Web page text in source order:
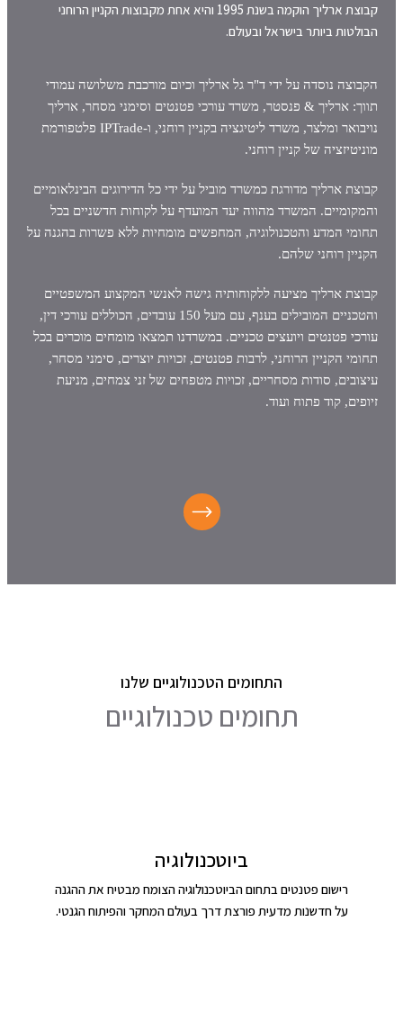
קבוצת ארליך הוקמה בשנת 1995 והיא אחת מקבוצות הקניין הרוחני
הבולטות ביותר בישראל ובעולם.
הקבוצה נוסדה על ידי ד"ר גל ארליך וכיום מורכבת משלושה עמודי
תווך: ארליך & פנסטר, משרד עורכי פטנטים וסימני מסחר, ארליך
נויבואר ומלצר, משרד ליטיגציה בקניין רוחני, ו-IPTrade פלטפורמת
מוניטיזציה של קניין רוחני.
קבוצת ארליך מדורגת כמשרד מוביל על ידי כל הדירוגים הבינלאומיים
והמקומיים. המשרד מהווה יעד המועדף על לקוחות חדשניים בכל
תחומי המדע והטכנולוגיה, המחפשים מומחיות ללא פשרות בהגנה על
הקניין רוחני שלהם.
קבוצת ארליך מציעה ללקוחותיה גישה לאנשי המקצוע המשפטיים
והטכניים המובילים בענף, עם מעל 150 עובדים, הכוללים עורכי דין,
עורכי פטנטים ויועצים טכניים. במשרדנו תמצאו מומחים מוכרים בכל
תחומי הקניין הרוחני, לרבות פטנטים, זכויות יוצרים, סימני מסחר,
עיצובים, סודות מסחריים, זכויות מטפחים של זני צמחים, מניעת
זיופים, קוד פתוח ועוד.
התחומים הטכנולוגיים שלנו
תחומים טכנולוגיים
ביוטכנולוגיה
רישום פטנטים בתחום הביוטכנולוגיה הצומח מבטיח את ההגנה
על חדשנות מדעית פורצת דרך בעולם המחקר והפיתוח הגנטי.